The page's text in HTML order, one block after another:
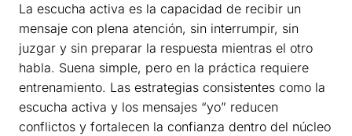
La escucha activa es la capacidad de recibir un
mensaje con plena atención, sin interrumpir, sin
juzgar y sin preparar la respuesta mientras el otro
habla. Suena simple, pero en la práctica requiere
entrenamiento. Las estrategias consistentes como la
escucha activa y los mensajes “yo” reducen
conflictos y fortalecen la confianza dentro del núcleo